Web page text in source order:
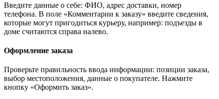
Введите данные о себе: ФИО, адрес доставки, номер
телефона. В поле «Комментарии к заказу» введите сведения,
которые могут пригодиться курьеру, например: подъезды в
доме считаются справа налево.
Оформление заказа
Проверьте правильность ввода информации: позиции заказа,
выбор местоположения, данные о покупателе. Нажмите
кнопку «Оформить заказ».